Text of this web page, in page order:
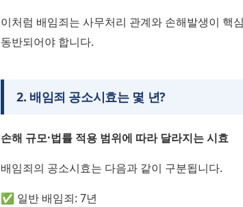
이처럼 배임죄는 사무처리 관계와 손해발생이 핵
동반되어야 합니다.
2. 배임죄 공소시효는 몇 년?
손해 규모·법률 적용 범위에 따라 달라지는 시효
배임죄의 공소시효는 다음과 같이 구분됩니다.
✅ 일반 배임죄: 7년